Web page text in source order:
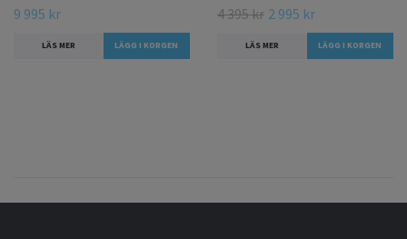
9 995 kr
LÄS MER
4 395 kr 2 995 kr
LÄS MER